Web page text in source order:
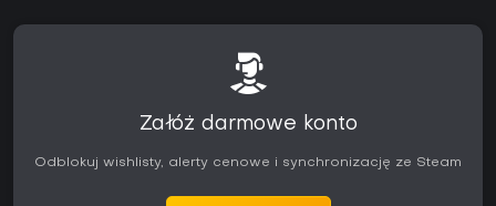
Załóż darmowe konto
Odblokuj wishlisty, alerty cenowe i synchronizację ze Steam